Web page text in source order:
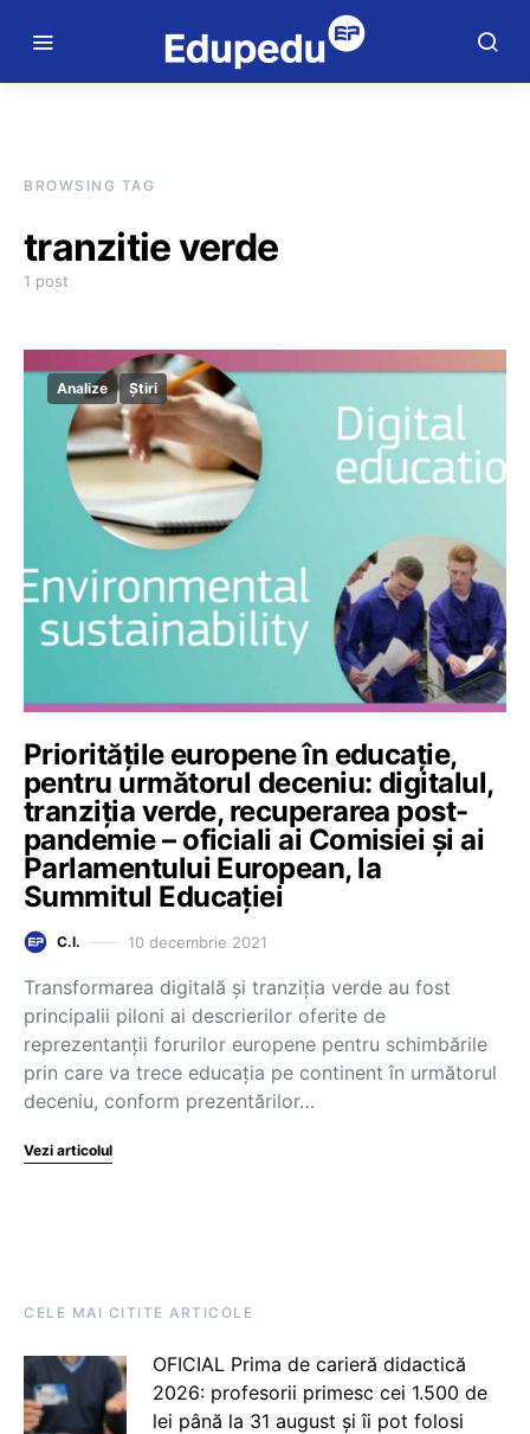
BROWSING TAG
tranzitie verde
1 post
Analize Știri
Prioritățile europene în educație,
pentru următorul deceniu: digitalul,
tranziția verde, recuperarea post-
pandemie – oficiali ai Comisiei și ai
Parlamentului European, la
Summitul Educației
C.I. 10 decembrie 2021
Transformarea digitală și tranziția verde au fost
principalii piloni ai descrierilor oferite de
reprezentanții forurilor europene pentru schimbările
prin care va trece educația pe continent în următorul
deceniu, conform prezentărilor…
Vezi articolul
CELE MAI CITITE ARTICOLE
OFICIAL Prima de carieră didactică
2026: profesorii primesc cei 1.500 de
lei până la 31 august și îi pot folosi